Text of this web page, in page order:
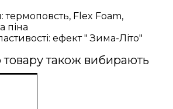
термоповсть, Flex Foam,
піна
ефект " Зима-Літо"
товару також вибирають